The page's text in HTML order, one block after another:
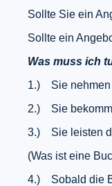
Sollte Sie ein
Sollte ein
Was muss ich
1.) Sie nehmen
2.) Sie
3.) Sie leisten
(Was ist eine
4.) Sobald die